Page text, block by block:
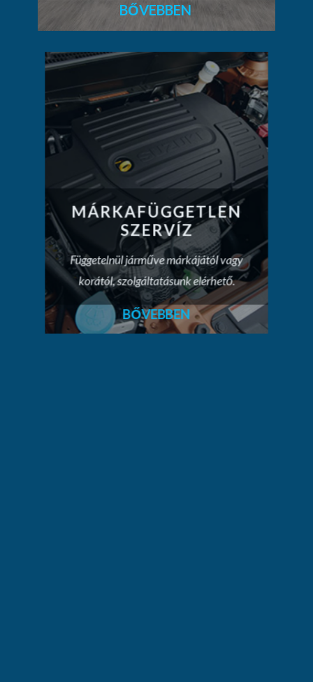
BŐVEBBEN
MÁRKAFÜGGETLEN
SZERVÍZ
Függetelnül járműve márkájától vagy
korától, szolgáltatásunk elérhető.
BŐVEBBEN